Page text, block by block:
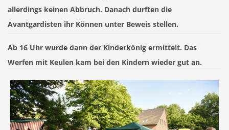
allerdings keinen Abbruch. Danach durften die
Avantgardisten ihr Können unter Beweis stellen.
Ab 16 Uhr wurde dann der Kinderkönig ermittelt. Das
Werfen mit Keulen kam bei den Kindern wieder gut an.